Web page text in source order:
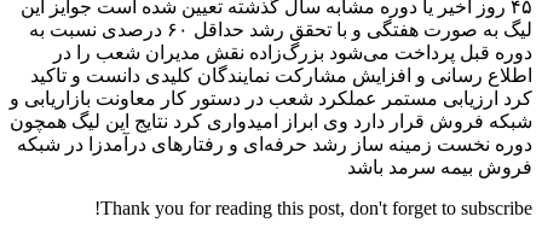
۴۵ روز اخیر یا دوره مشابه سال گذشته تعیین شده است جوایز این
لیگ به صورت هفتگی و با تحقق رشد حداقل ۶۰ درصدی نسبت به
دوره قبل پرداخت می‌شود بزرگ‌زاده نقش مدیران شعب را در
اطلاع رسانی و افزایش مشارکت نمایندگان کلیدی دانست و تاکید
کرد ارزیابی مستمر عملکرد شعب در دستور کار معاونت بازاریابی و
شبکه فروش قرار دارد وی ابراز امیدواری کرد نتایج این لیگ همچون
دوره نخست زمینه ساز رشد حرفه‌ای و رفتارهای درآمدزا در شبکه
فروش بیمه سرمد باشد
Thank you for reading this post, don't forget to subscribe!